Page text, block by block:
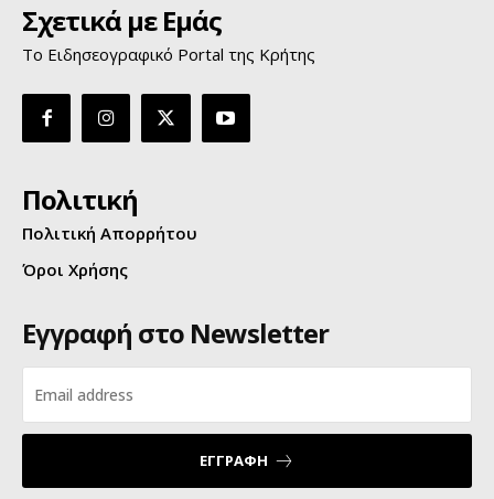
Σχετικά με Εμάς
Το Ειδησεογραφικό Portal της Κρήτης
Πολιτική
Πολιτική Απορρήτου
Όροι Χρήσης
Εγγραφή στο Newsletter
ΕΓΓΡΑΦΗ